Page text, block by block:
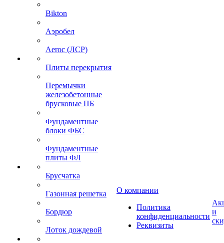
Bikton
Аэробел
Aeroc (ЛСР)
Плиты перекрытия
Перемычки
железобетонные
брусковые ПБ
Фундаментные
блоки ФБС
Фундаментные
плиты ФЛ
Брусчатка
Газонная решетка
Бордюр
Лоток дождевой
О компании
Политика
конфиденциальности
Реквизиты
и